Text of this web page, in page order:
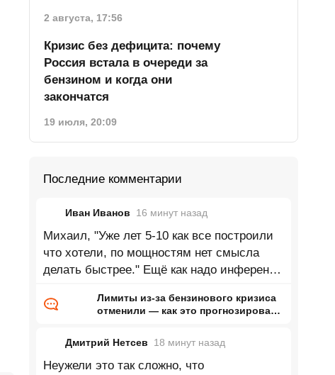
2 августа, 17:56
Кризис без дефицита: почему
Россия встала в очереди за
бензином и когда они
закончатся
19 июля, 20:09
Последние комментарии
Иван Иванов 16 минут назад
Михаил, "Уже лет 5-10 как все построили
что хотели, по мощностям нет смысла
делать быстрее." Ещё как надо инференс
Лимиты из-за бензинового кризиса
отменили — как это прогнозировал
Дмитрий Нетсев
18 минут назад
Неужели это так сложно, что